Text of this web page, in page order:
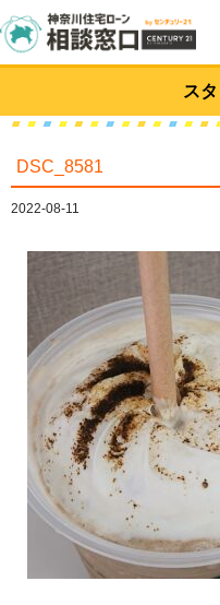
ス
DSC_8581
2022-08-11